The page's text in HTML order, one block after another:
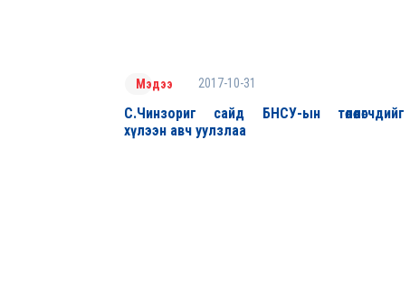
Мэдээ 2017-10-31
С.Чинзориг сайд БНСУ-ын төлөөлөгчдийг
хүлээн авч уулзлаа